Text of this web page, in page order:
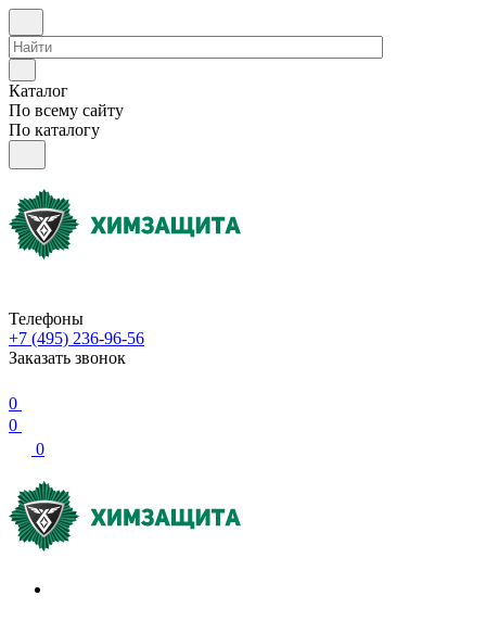
Каталог
По всему сайту
По каталогу
Телефоны
+7 (495) 236-96-56
Заказать звонок
0
0
0